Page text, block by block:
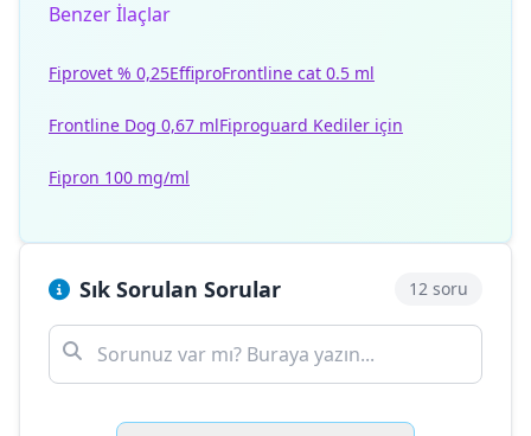
Benzer İlaçlar
Fiprovet % 0,25EffiproFrontline cat 0.5 ml
Frontline Dog 0,67 mlFiproguard Kediler için
Fipron 100 mg/ml
Sık Sorulan Sorular 12 soru